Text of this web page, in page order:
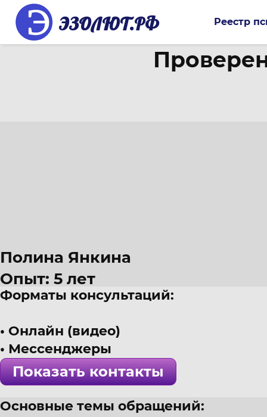
ЭЗОЛЮТ.РФ Реестр
Полина Янкина
Опыт: 5 лет
25 лет
г. Саратов
Клинический психолог, КПТ и
! Специалист проверен >>>
Форматы консультаций:
Онлайн (видео)
Мессенджеры
Показать контакты
Основные темы обращений: